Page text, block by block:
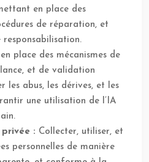
en place des
de réparation, et
responsabilisation.
place des mécanismes de
et de validation
les abus, les dérives, et les
une utilisation de l’IA
: Collecter, utiliser, et
personnelles de manière